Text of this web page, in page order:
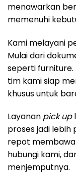
menawarkan
memenuhi
Kami melayani
Mulai dari
seperti furniture.
tim kami siap
khusus untuk
Layanan pick up
proses jadi
repot
hubungi kami,
menjemputnya.